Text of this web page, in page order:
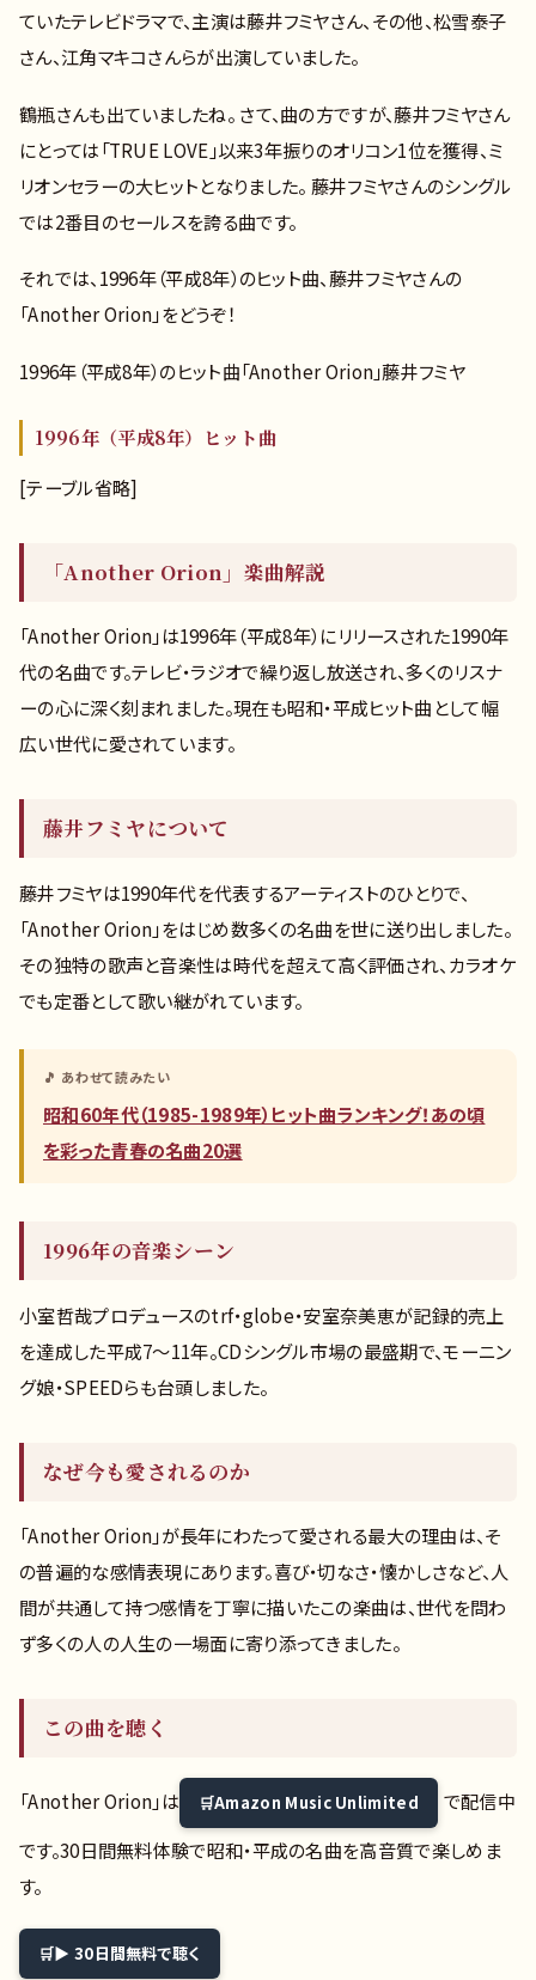
ていたテレビドラマで、主演は藤井フミヤさん、その他、松雪泰子
さん、江角マキコさんらが出演していました。
鶴瓶さんも出ていましたね。 さて、曲の方ですが、藤井フミヤさん
にとっては「TRUE LOVE」以来3年振りのオリコン1位を獲得、ミ
リオンセラーの大ヒットとなりました。 藤井フミヤさんのシングル
では2番目のセールスを誇る曲です。
それでは、1996年（平成8年）のヒット曲、藤井フミヤさんの
「Another Orion」をどうぞ！
1996年（平成8年）のヒット曲「Another Orion」藤井フミヤ
1996年（平成8年）ヒット曲
[テーブル省略]
「Another Orion」楽曲解説
「Another Orion」は1996年（平成8年）にリリースされた1990年
代の名曲です。テレビ・ラジオで繰り返し放送され、多くのリスナ
ーの心に深く刻まれました。現在も昭和・平成ヒット曲として幅
広い世代に愛されています。
藤井フミヤについて
藤井フミヤは1990年代を代表するアーティストのひとりで、
「Another Orion」をはじめ数多くの名曲を世に送り出しました。
その独特の歌声と音楽性は時代を超えて高く評価され、カラオケ
でも定番として歌い継がれています。
🎵 あわせて読みたい
昭和60年代（1985-1989年）ヒット曲ランキング！あの頃
を彩った青春の名曲20選
1996年の音楽シーン
小室哲哉プロデュースのtrf・globe・安室奈美恵が記録的売上
を達成した平成7〜11年。CDシングル市場の最盛期で、モーニン
グ娘・SPEEDらも台頭しました。
なぜ今も愛されるのか
「Another Orion」が長年にわたって愛される最大の理由は、そ
の普遍的な感情表現にあります。喜び・切なさ・懐かしさなど、人
間が共通して持つ感情を丁寧に描いたこの楽曲は、世代を問わ
ず多くの人の人生の一場面に寄り添ってきました。
この曲を聴く
「Another Orion」は Amazon Music Unlimited
で配信中
です。30日間無料体験で昭和・平成の名曲を高音質で楽しめま
す。
▶ 30日間無料で聴く